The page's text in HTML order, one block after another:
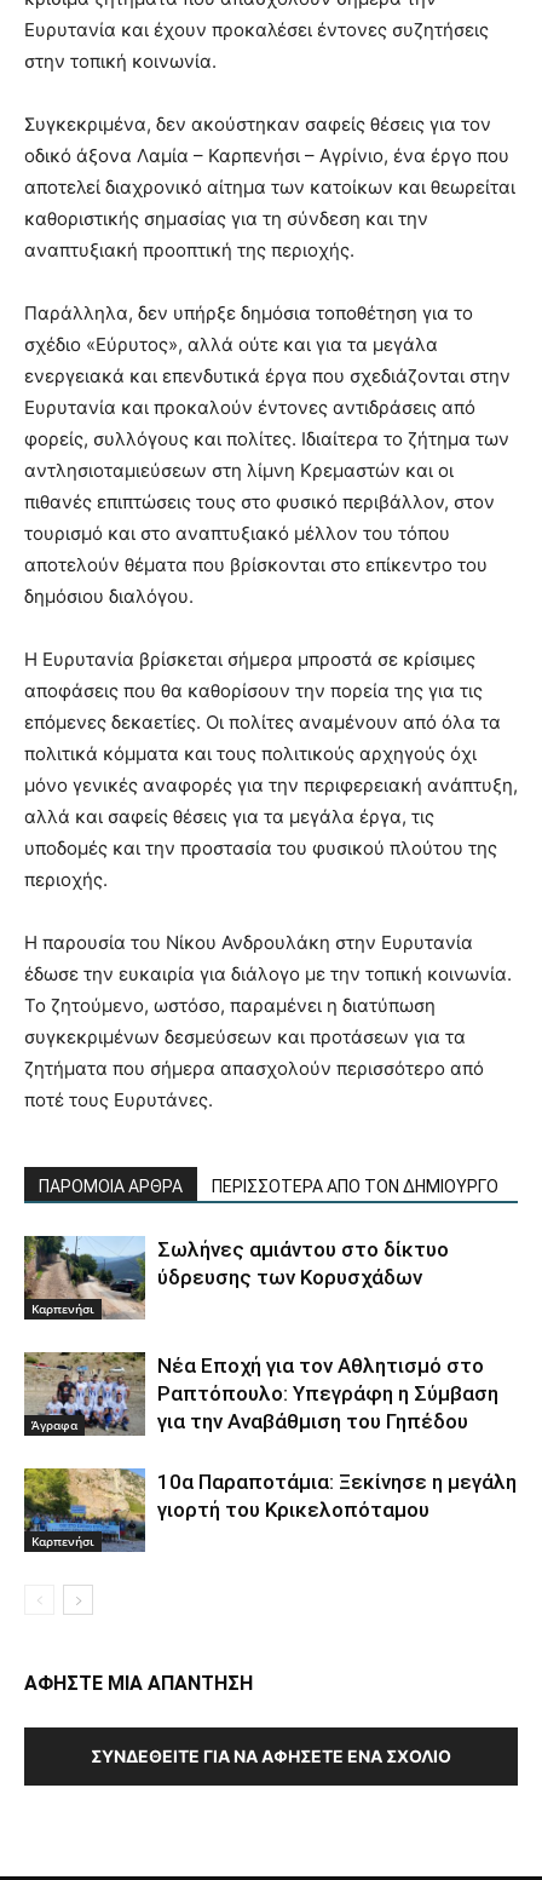
Ευρυτανία και έχουν προκαλέσει έντονες συζητήσεις
στην τοπική κοινωνία.
Συγκεκριμένα, δεν ακούστηκαν σαφείς θέσεις για τον
οδικό άξονα Λαμία – Καρπενήσι – Αγρίνιο, ένα έργο που
αποτελεί διαχρονικό αίτημα των κατοίκων και θεωρείται
καθοριστικής σημασίας για τη σύνδεση και την
αναπτυξιακή προοπτική της περιοχής.
Παράλληλα, δεν υπήρξε δημόσια τοποθέτηση για το
σχέδιο «Εύρυτος», αλλά ούτε και για τα μεγάλα
ενεργειακά και επενδυτικά έργα που σχεδιάζονται στην
Ευρυτανία και προκαλούν έντονες αντιδράσεις από
φορείς, συλλόγους και πολίτες. Ιδιαίτερα το ζήτημα των
αντλησιοταμιεύσεων στη λίμνη Κρεμαστών και οι
πιθανές επιπτώσεις τους στο φυσικό περιβάλλον, στον
τουρισμό και στο αναπτυξιακό μέλλον του τόπου
αποτελούν θέματα που βρίσκονται στο επίκεντρο του
δημόσιου διαλόγου.
Η Ευρυτανία βρίσκεται σήμερα μπροστά σε κρίσιμες
αποφάσεις που θα καθορίσουν την πορεία της για τις
επόμενες δεκαετίες. Οι πολίτες αναμένουν από όλα τα
πολιτικά κόμματα και τους πολιτικούς αρχηγούς όχι
μόνο γενικές αναφορές για την περιφερειακή ανάπτυξη,
αλλά και σαφείς θέσεις για τα μεγάλα έργα, τις
υποδομές και την προστασία του φυσικού πλούτου της
περιοχής.
Η παρουσία του Νίκου Ανδρουλάκη στην Ευρυτανία
έδωσε την ευκαιρία για διάλογο με την τοπική κοινωνία.
Το ζητούμενο, ωστόσο, παραμένει η διατύπωση
συγκεκριμένων δεσμεύσεων και προτάσεων για τα
ζητήματα που σήμερα απασχολούν περισσότερο από
ποτέ τους Ευρυτάνες.
ΠΑΡΟΜΟΙΑ ΑΡΘΡΑ ΠΕΡΙΣΣΟΤΕΡΑ ΑΠΟ ΤΟΝ ΔΗΜΙΟΥΡΓΟ
Καρπενήσι
Σωλήνες αμιάντου στο δίκτυο
ύδρευσης των Κορυσχάδων
Άγραφα
Νέα Εποχή για τον Αθλητισμό στο
Ραπτόπουλο: Υπεγράφη η Σύμβαση
για την Αναβάθμιση του Γηπέδου
Καρπενήσι
10α Παραποτάμια: Ξεκίνησε η μεγάλη
γιορτή του Κρικελοπόταμου
ΑΦΗΣΤΕ ΜΙΑ ΑΠΑΝΤΗΣΗ
ΣΥΝΔΕΘΕΊΤΕ ΓΙΑ ΝΑ ΑΦΉΣΕΤΕ ΈΝΑ ΣΧΌΛΙΟ